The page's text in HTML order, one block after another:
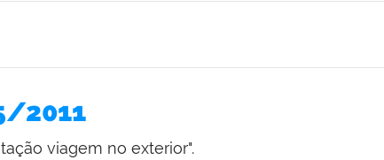
2011
viagem no exterior".